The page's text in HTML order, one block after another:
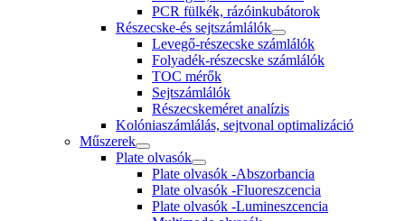
PCR fülkék, rázóinkubátorok
Részecske-és sejtszámlálók
Levegő-részecske számlálók
Folyadék-részecske számlálók
TOC mérők
Sejtszámlálók
Részecskeméret analízis
Kolóniaszámlálás, sejtvonal optimalizáció
Műszerek
Plate olvasók
Plate olvasók -Abszorbancia
Plate olvasók -Fluoreszcencia
Plate olvasók -Lumineszcencia